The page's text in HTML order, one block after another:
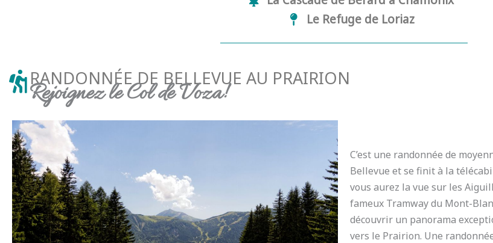
Le Refuge de Loriaz
RANDONNÉE DE BELLEVUE AU PRAIRION
Rejoignez le Col de Voza!
C’est une randonnée de
Bellevue et se finit à la
vous aurez la vue sur les
fameux Tramway du Mont-
découvrir un panorama
vers le Prairion. Une